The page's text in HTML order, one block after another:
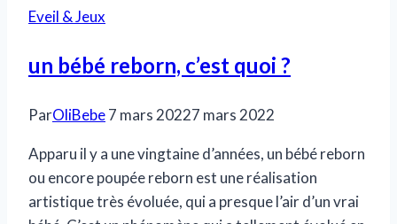
Eveil & Jeux
un bébé reborn, c’est quoi ?
ParOliBebe7 mars 20227 mars 2022
Apparu il y a une vingtaine d’années, un bébé reborn
ou encore poupée reborn est une réalisation
artistique très évoluée, qui a presque l’air d’un vrai